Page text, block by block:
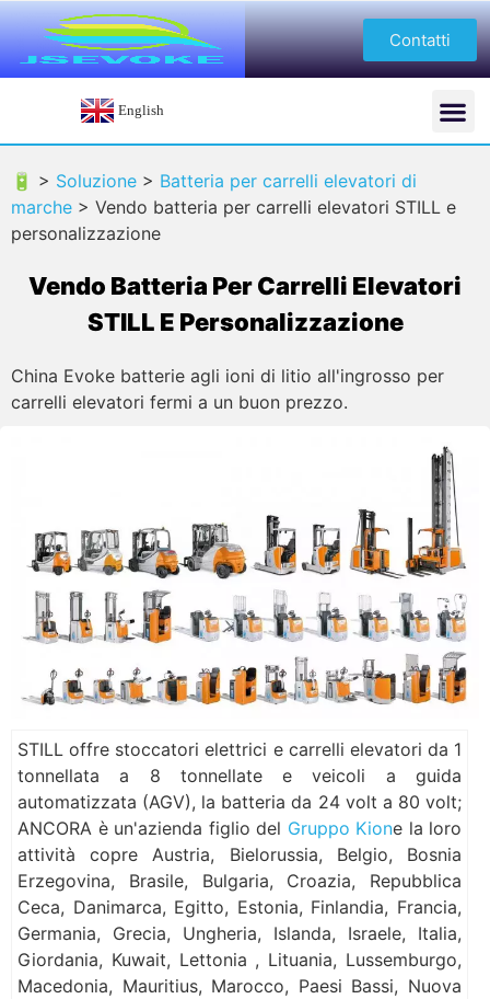
Contatti
English
🔋 > Soluzione > Batteria per carrelli elevatori di
marche > Vendo batteria per carrelli elevatori STILL e
personalizzazione
Vendo Batteria Per Carrelli Elevatori
STILL E Personalizzazione
China Evoke batterie agli ioni di litio all'ingrosso per
carrelli elevatori fermi a un buon prezzo.
STILL offre stoccatori elettrici e carrelli elevatori da 1
tonnellata a 8 tonnellate e veicoli a guida
automatizzata (AGV), la batteria da 24 volt a 80 volt;
ANCORA è un'azienda figlio del Gruppo Kione la loro
attività copre Austria, Bielorussia, Belgio, Bosnia
Erzegovina, Brasile, Bulgaria, Croazia, Repubblica
Ceca, Danimarca, Egitto, Estonia, Finlandia, Francia,
Germania, Grecia, Ungheria, Islanda, Israele, Italia,
Giordania, Kuwait, Lettonia , Lituania, Lussemburgo,
Macedonia, Mauritius, Marocco, Paesi Bassi, Nuova